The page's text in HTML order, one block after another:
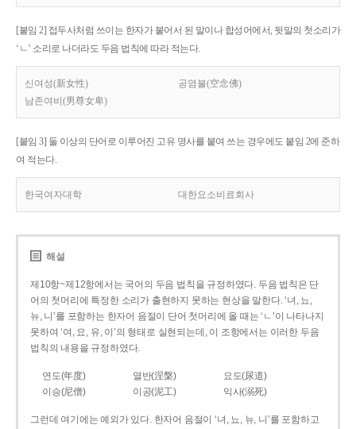
[붙임 2] 접두사처럼 쓰이는 한자가 붙어서 된 말이나 합성어에서, 뒷말의 첫소리가
‘ㄴ’ 소리로 나더라도 두음 법칙에 따라 적는다.
신여성(新女性)
공염불(空念佛)
남존여비(男尊女卑)
[붙임 3] 둘 이상의 단어로 이루어진 고유 명사를 붙여 쓰는 경우에도 붙임 2에 준하
여 적는다.
한국여자대학 대한요소비료회사
해설
제10항~제12항에서는 국어의 두음 법칙을 규정하였다. 두음 법칙은 단
어의 첫머리에 특정한 소리가 출현하지 못하는 현상을 말한다. ‘녀, 뇨,
뉴, 니’를 포함하는 한자어 음절이 단어 첫머리에 올 때는 ‘ㄴ’이 나타나지
못하여 ‘여, 요, 유, 이’의 형태로 실현되는데, 이 조항에서는 이러한 두음
법칙의 내용을 규정하였다.
연도(年度) 열반(涅槃)
요도(尿道)
이승(尼僧)
이공(泥工) 익사(溺死)
그런데 여기에는 예외가 있다. 한자어 음절이 ‘녀, 뇨, 뉴, 니’를 포함하고